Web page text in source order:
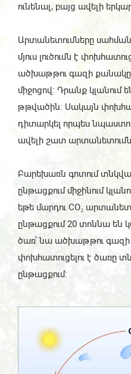
ունենալ, բայց ավելի
Արտանետումները
մյուս լուծումն է
ածխաթթու գազի քանակը
միջոցով: Դրանք կլանում
թթվածին: Սակայն
դիտարկել որպես
ավելի շատ
Բարեխառն գոտում
ընթացքում միջինում
եթե մարդու CO₂
ընթացքում 20 տոննա են
ծառ՝ նա ածխաթթու գազի
փոխհատուցելու է ծառը
ընթացքում: